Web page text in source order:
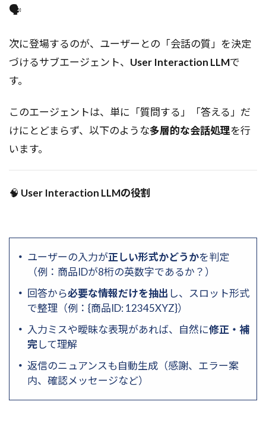
🗣️
次に登場するのが、ユーザーとの「会話の質」を決定
づけるサブエージェント、 User Interaction LLMで
す。
このエージェントは、単に「質問する」「答える」だ
けにとどまらず、以下のような多層的な会話処理を行
います。
🧠 User Interaction LLMの役割
ユーザーの入力が正しい形式かどうかを判定
（例：商品IDが8桁の英数字であるか？）
回答から必要な情報だけを抽出 し、スロット形式
で整理（例：{商品ID: 12345XYZ}）
入力ミスや曖昧な表現があれば、自然に修正・補
完して理解
返信のニュアンスも自動生成（感謝、エラー案
内、確認メッセージなど）